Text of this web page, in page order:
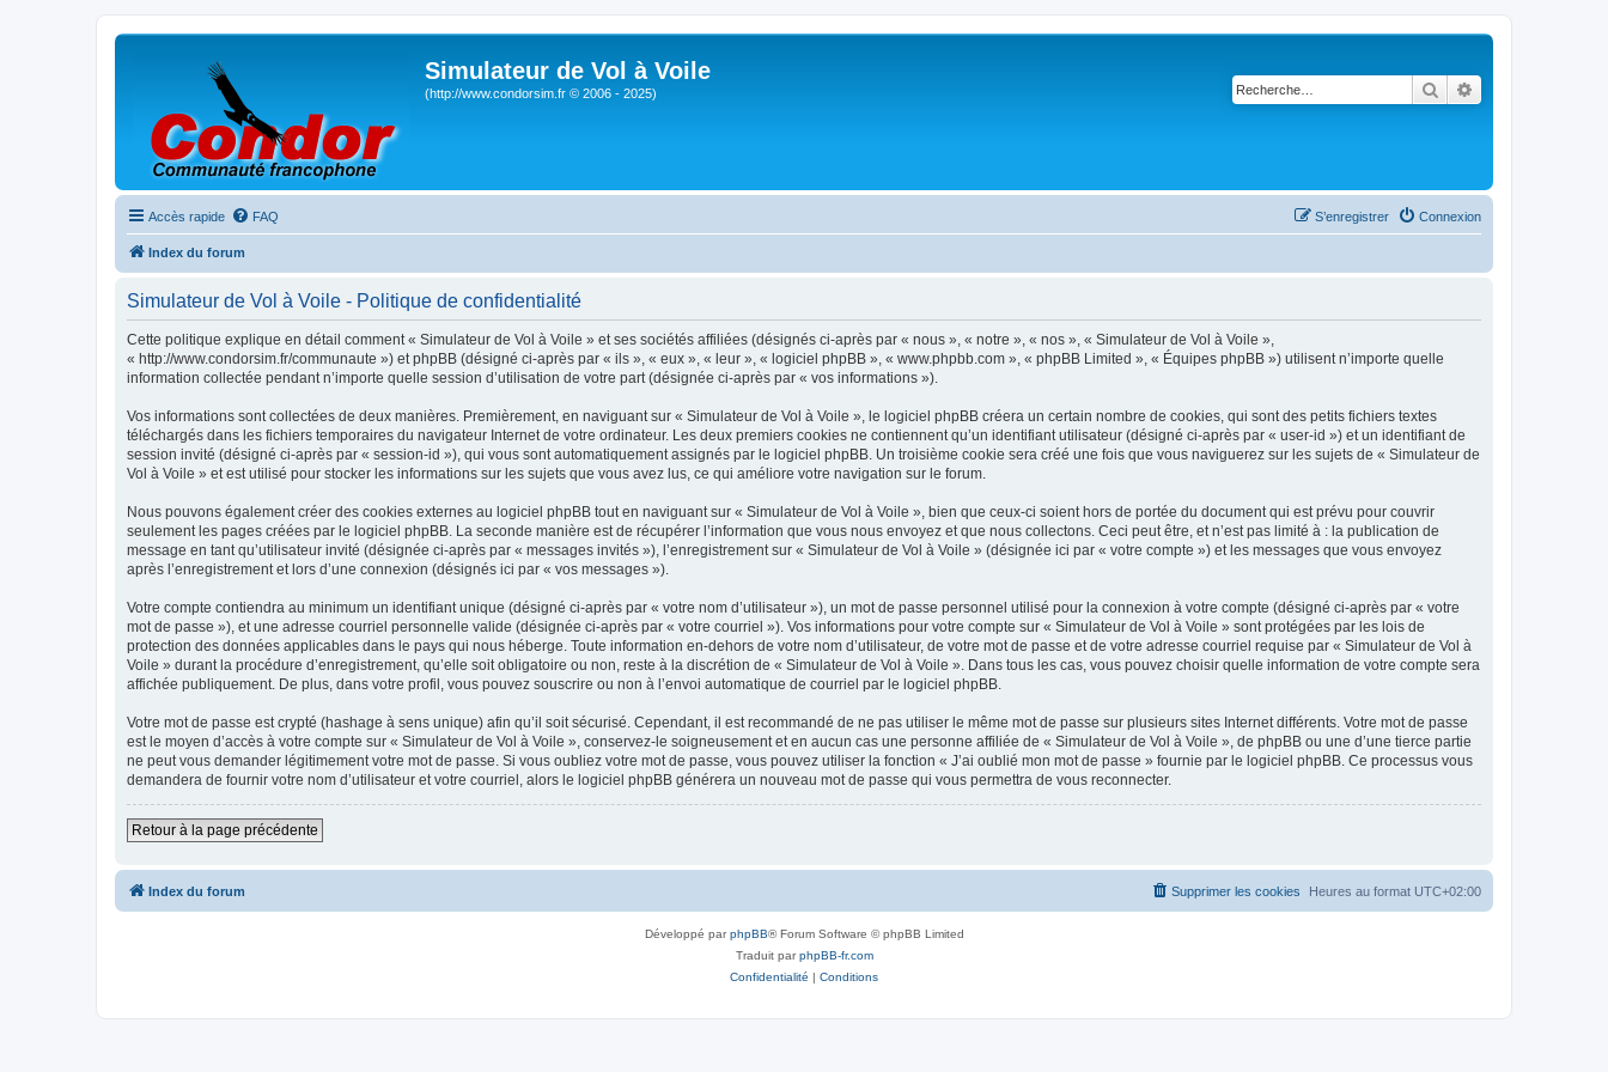
Simulateur de Vol à Voile
(http://www.condorsim.fr © 2006 - 2025) Rechercher
Accès rapide FAQ Connexion
S’enregistrer
Index du forum
Simulateur de Vol à Voile - Politique de confidentialité
Cette politique explique en détail comment « Simulateur de Vol à Voile » et ses sociétés affiliées (désignés ci-après par « nous », « notre », « nos », « Simulateur de Vol à Voile »,
« http://www.condorsim.fr/communaute ») et phpBB (désigné ci-après par « ils », « eux », « leur », « logiciel phpBB », « www.phpbb.com », « phpBB Limited », « Équipes phpBB ») utilisent n’importe quelle
information collectée pendant n’importe quelle session d’utilisation de votre part (désignée ci-après par « vos informations »).
Vos informations sont collectées de deux manières. Premièrement, en naviguant sur « Simulateur de Vol à Voile », le logiciel phpBB créera un certain nombre de cookies, qui sont des petits fichiers textes
téléchargés dans les fichiers temporaires du navigateur Internet de votre ordinateur. Les deux premiers cookies ne contiennent qu’un identifiant utilisateur (désigné ci-après par « user-id ») et un identifiant de
session invité (désigné ci-après par « session-id »), qui vous sont automatiquement assignés par le logiciel phpBB. Un troisième cookie sera créé une fois que vous naviguerez sur les sujets de « Simulateur de
Vol à Voile » et est utilisé pour stocker les informations sur les sujets que vous avez lus, ce qui améliore votre navigation sur le forum.
Nous pouvons également créer des cookies externes au logiciel phpBB tout en naviguant sur « Simulateur de Vol à Voile », bien que ceux-ci soient hors de portée du document qui est prévu pour couvrir
seulement les pages créées par le logiciel phpBB. La seconde manière est de récupérer l’information que vous nous envoyez et que nous collectons. Ceci peut être, et n’est pas limité à : la publication de
message en tant qu’utilisateur invité (désignée ci-après par « messages invités »), l’enregistrement sur « Simulateur de Vol à Voile » (désignée ici par « votre compte ») et les messages que vous envoyez
après l’enregistrement et lors d’une connexion (désignés ici par « vos messages »).
Votre compte contiendra au minimum un identifiant unique (désigné ci-après par « votre nom d’utilisateur »), un mot de passe personnel utilisé pour la connexion à votre compte (désigné ci-après par « votre
mot de passe »), et une adresse courriel personnelle valide (désignée ci-après par « votre courriel »). Vos informations pour votre compte sur « Simulateur de Vol à Voile » sont protégées par les lois de
protection des données applicables dans le pays qui nous héberge. Toute information en-dehors de votre nom d’utilisateur, de votre mot de passe et de votre adresse courriel requise par « Simulateur de Vol à
Voile » durant la procédure d’enregistrement, qu’elle soit obligatoire ou non, reste à la discrétion de « Simulateur de Vol à Voile ». Dans tous les cas, vous pouvez choisir quelle information de votre compte sera
affichée publiquement. De plus, dans votre profil, vous pouvez souscrire ou non à l’envoi automatique de courriel par le logiciel phpBB.
Votre mot de passe est crypté (hashage à sens unique) afin qu’il soit sécurisé. Cependant, il est recommandé de ne pas utiliser le même mot de passe sur plusieurs sites Internet différents. Votre mot de passe
est le moyen d’accès à votre compte sur « Simulateur de Vol à Voile », conservez-le soigneusement et en aucun cas une personne affiliée de « Simulateur de Vol à Voile », de phpBB ou une d’une tierce partie
ne peut vous demander légitimement votre mot de passe. Si vous oubliez votre mot de passe, vous pouvez utiliser la fonction « J’ai oublié mon mot de passe » fournie par le logiciel phpBB. Ce processus vous
demandera de fournir votre nom d’utilisateur et votre courriel, alors le logiciel phpBB générera un nouveau mot de passe qui vous permettra de vous reconnecter.
Retour à la page précédente
Index du forum Heures au format UTC+02:00
Supprimer les cookies
Développé parphpBB® Forum Software © phpBB Limited
Traduit parphpBB-fr.com
Confidentialité | Conditions